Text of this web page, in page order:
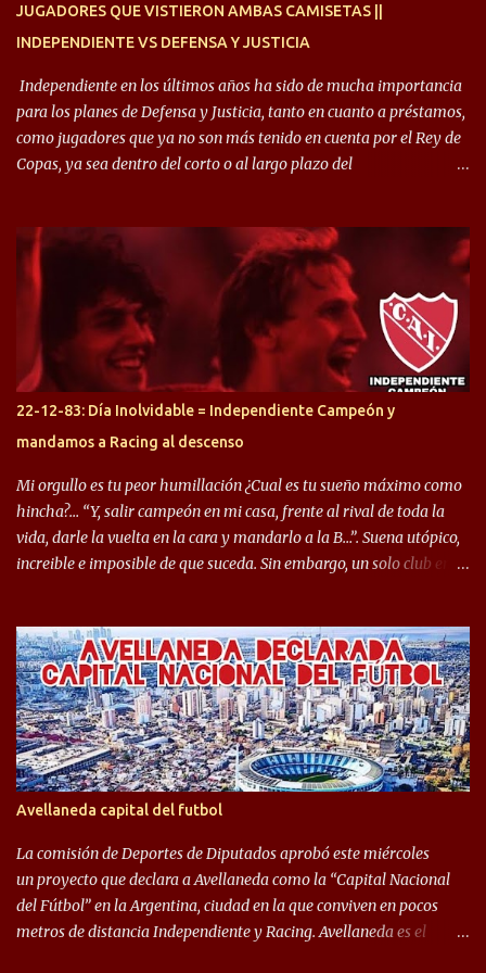
JUGADORES QUE VISTIERON AMBAS CAMISETAS ||
INDEPENDIENTE VS DEFENSA Y JUSTICIA
Independiente en los últimos años ha sido de mucha importancia
para los planes de Defensa y Justicia, tanto en cuanto a préstamos,
como jugadores que ya no son más tenido en cuenta por el Rey de
Copas, ya sea dentro del corto o al largo plazo del
Halcón de Varela, como lo es Brian Romero, quien paso a
préstamo allí durante el último mercado de pases y ha rendido de
gran manera, convirtiendo goles importantes, sobre todo en la
copa sudamericana. Pero no sucedió lo mismo en cuanto al
rendimiento que ha producido en el Rojo. Pasando a jugadores que
jugaron en Defensa y ahora están en el rojo, tenemos a la dupla
Gastón Togni y Domingo Blanco, donde ambos explotaron
futbolísticamente hablando en el equipo de Varela, donde, por
ejemplo, el caso de Mingo llego a ser tenido en cuenta para el
Seleccionado Argentino, rendimiento que aún no ha logrado
mostrar en Independiente. En e...
22-12-83: Día Inolvidable = Independiente Campeón y
mandamos a Racing al descenso
Mi orgullo es tu peor humillación ¿Cual es tu sueño máximo como
hincha?… “Y, salir campeón en mi casa, frente al rival de toda la
vida, darle la vuelta en la cara y mandarlo a la B…”. Suena utópico,
increible e imposible de que suceda. Sin embargo, un solo club en el
campeonato del '83 año consagratorio para el Rojo y, por el otro, el
haber mandado al descenso a su eterno rival. 22 de diciembre de
1983 es una fecha que pocos hinchas de Independiente pueden
dejar en el olvido. Es que ese día, el "Rojo" derrotó a Racing por 2 a
0, se consagró campeón y, además, mandó al descenso a su eterno
rival. El clásico de Avellaneda marcó el epílogo del campeonato,
algo totalmente inusual para estas épocas, donde la violencia no
permite encuentros de riesgo sobre el final de los torneos. En la
década del ochenta y con una democracia flo...
Avellaneda capital del futbol
La comisión de Deportes de Diputados aprobó este miércoles
un proyecto que declara a Avellaneda como la “Capital Nacional
del Fútbol” en la Argentina, ciudad en la que conviven en pocos
metros de distancia Independiente y Racing. Avellaneda es el